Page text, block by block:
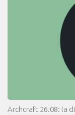
Archcraft 26.08: la